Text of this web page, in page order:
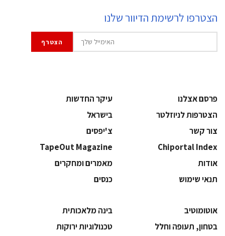
הצטרפו לרשימת הדיוור שלנו
פרסם אצלנו
עיקר החדשות
הצטרפות לניוזלטר
בישראל
צור קשר
צ'יפסים
Chiportal Index
TapeOut Magazine
אודות
מאמרים ומחקרים
תנאי שימוש
כנסים
אוטומוטיב
בינה מלאכותית
בטחון, תעופה וחלל
‫טכנולוגיות ירוקות‬